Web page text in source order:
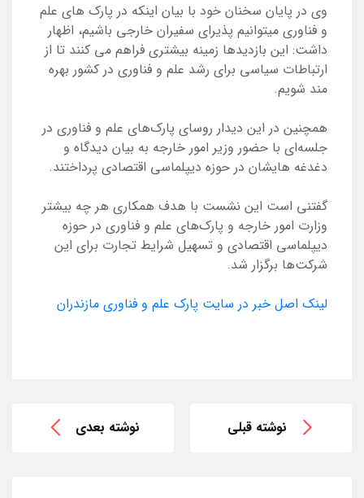
وی در پایان سخنان خود با بیان اینکه در پارک های علم
و فناوری میتوانیم پذیرای سفیران خارجی باشیم، اظهار
داشت: این بازدیدها زمینه بیشتری فراهم می کنند تا از
ارتباطات سیاسی برای رشد علم و فناوری در کشور بهره
مند شویم.
همچنین در این دیدار روسای پارک‌های علم و فناوری در
جلسه‌ای با حضور وزیر امور خارجه به بیان دیدگاه و
دغدغه هایشان در حوزه دیپلماسی اقتصادی پرداختند.
گفتنی است این نشست با هدف همکاری هر چه بیشتر
وزارت امور خارجه و پارک‌های علم و فناوری در حوزه
دیپلماسی اقتصادی و تسهیل شرایط تجارت برای این
شرکت‌ها برگزار شد.
لینک اصل خبر در سایت پارک علم و فناوری مازندران
نوشته قبلی نوشته بعدی